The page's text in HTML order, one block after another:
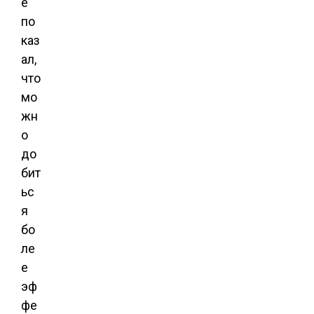
по
каз
ал,
что
мо
жн
о
до
бит
ьс
я
бо
ле
е
эф
фе